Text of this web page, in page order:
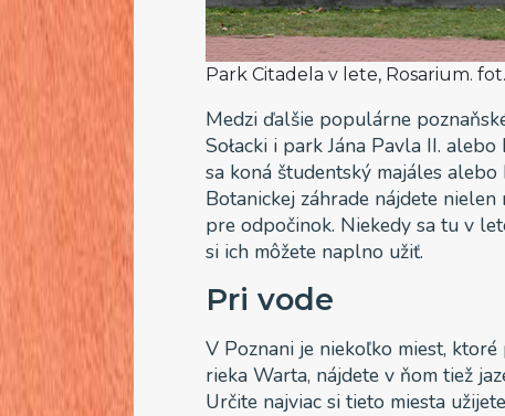
Park Citadela v lete, Rosarium.
Medzi ďalšie populárne
Sołacki i park Jána Pavla II.
sa koná študentský majáles
Botanickej záhrade nájdete
pre odpočinok. Niekedy sa tu v
si ich môžete naplno užiť.
Pri vode
V Poznani je niekoľko miest,
rieka Warta, nájdete v ňom tiež
Určite najviac si tieto miesta